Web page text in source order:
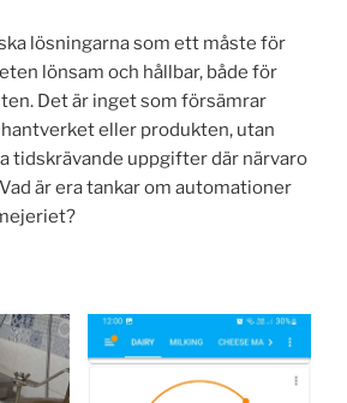
lösningarna som ett måste för
lönsam och hållbar, både för
Det är inget som försämrar
eller produkten, utan
tidskrävande uppgifter där närvaro
är era tankar om automationer